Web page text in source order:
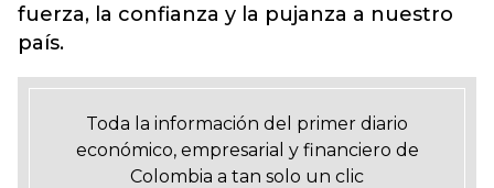
fuerza, la confianza y la pujanza a nuestro
país.
Toda la información del primer diario
económico, empresarial y financiero de
Colombia a tan solo un clic